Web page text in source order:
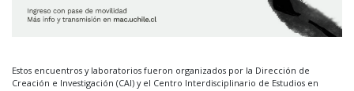
Estos encuentros y laboratorios fueron organizados por la Dirección de
Creación e Investigación (CAI) y el Centro Interdisciplinario de Estudios en